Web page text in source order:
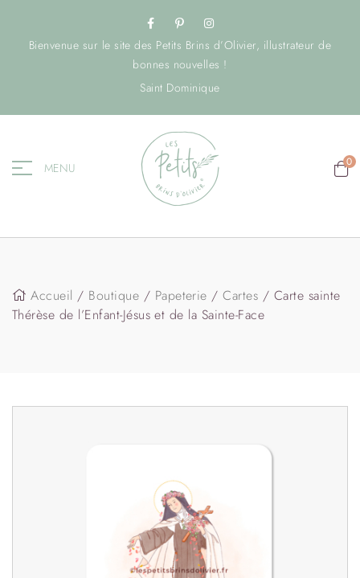
Bienvenue sur le site des Petits Brins d’Olivier, illustrateur de
bonnes nouvelles !
Saint Dominique
MENU 0
Accueil / Boutique / Papeterie /Cartes / Carte sainte
Thérèse de l’Enfant-Jésus et de la Sainte-Face